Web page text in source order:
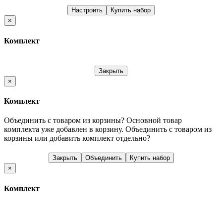
Настроить
Купить набор
×
Комплект
Закрыть
×
Комплект
Объединить с товаром из корзины? Основной товар
комплекта уже добавлен в корзину. Объединить с товаром из
корзины или добавить комплект отдельно?
Закрыть Объединить
Купить набор
×
Комплект